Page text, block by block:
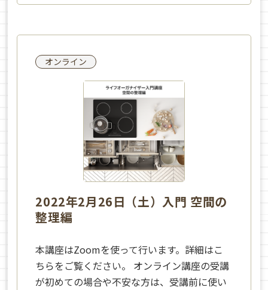
オンライン
2022年2月26日（土）入門 空間の
整理編
本講座はZoomを使って行います。詳細はこ
ちらをご覧ください。 オンライン講座の受講
が初めての場合や不安な方は、受講前に使い